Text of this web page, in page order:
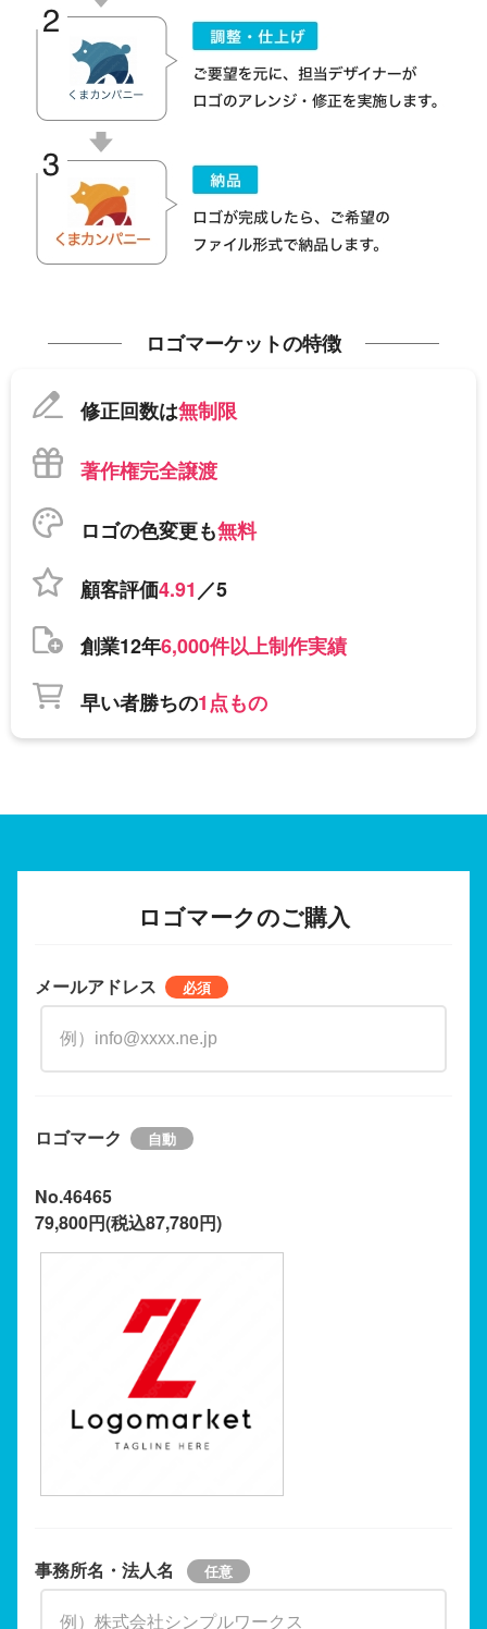
ロゴマーケットの特徴
修正回数は無制限
著作権完全譲渡
ロゴの色変更も無料
顧客評価4.91／5
創業12年6,000件以上制作実績
早い者勝ちの1点もの
ロゴマークのご購入
メールアドレス
ロゴマーク
No.46465
79,800円(税込87,780円)
事務所名・法人名